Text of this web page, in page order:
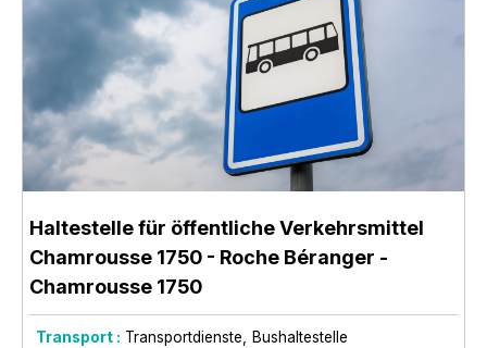
Haltestelle für öffentliche Verkehrsmittel
Chamrousse 1750 - Roche Béranger -
Chamrousse 1750
Transport : Transportdienste Bushaltestelle